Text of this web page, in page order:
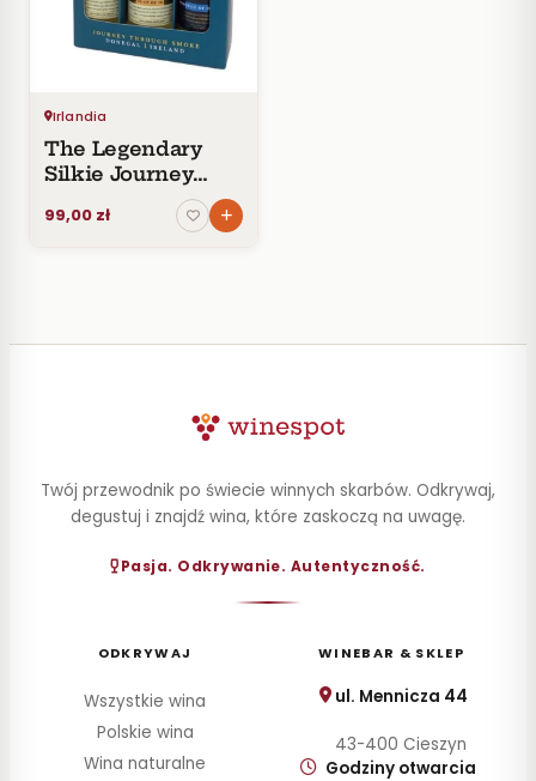
Irlandia
The Legendary
Silkie Journey
Through Smoke
Mini GiftBox 3 x
99,00 zł
Twój przewodnik po świecie winnych skarbów. Odkrywaj,
degustuj i znajdź wina, które zaskoczą na uwagę.
Pasja. Odkrywanie. Autentyczność.
ODKRYWAJ
Wszystkie wina
Polskie wina
Wina naturalne
WINEBAR & SKLEP
ul. Mennicza 44
43-400 Cieszyn
Godziny otwarcia